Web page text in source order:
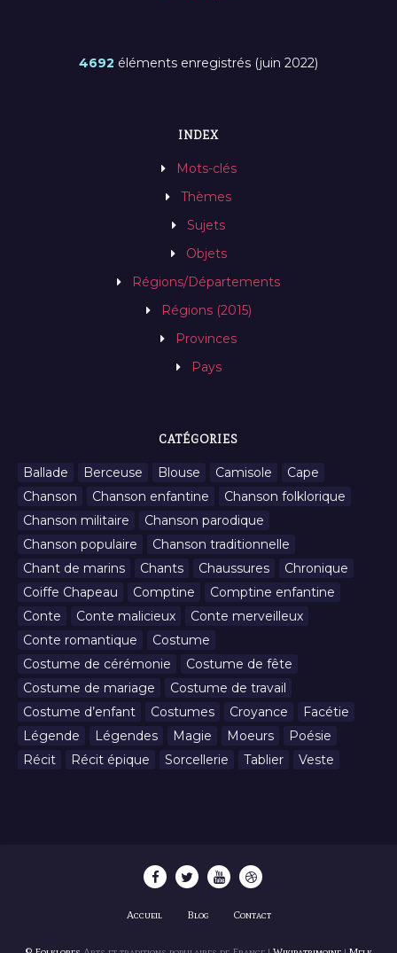
4692 éléments enregistrés (juin 2022)
INDEX
Mots-clés
Thèmes
Sujets
Objets
Régions/Départements
Régions (2015)
Provinces
Pays
CATÉGORIES
Ballade Berceuse Blouse Camisole
Cape
Chanson
Chanson enfantine
Chanson folklorique
Chanson militaire
Chanson parodique
Chanson populaire
Chanson traditionnelle
Chant de marins
Chants Chaussures
Chronique
Coiffe Chapeau
Comptine
Comptine enfantine
Conte
Conte malicieux
Conte merveilleux
Conte romantique
Costume
Costume de cérémonie
Costume de fête
Costume de mariage
Costume de travail
Costume d’enfant
Costumes Croyance
Facétie
Légende
Légendes Magie Moeurs
Poésie
Récit
Récit épique Sorcellerie Tablier Veste
Accueil Blog Contact